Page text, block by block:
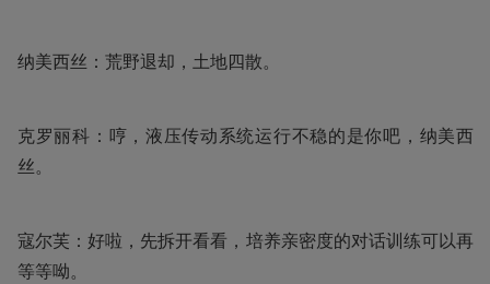
纳美西丝：荒野退却，土地四散。
克罗丽科：哼，液压传动系统运行不稳的是你吧，纳美西
丝。
寇尔芙：好啦，先拆开看看，培养亲密度的对话训练可以再
等等呦。